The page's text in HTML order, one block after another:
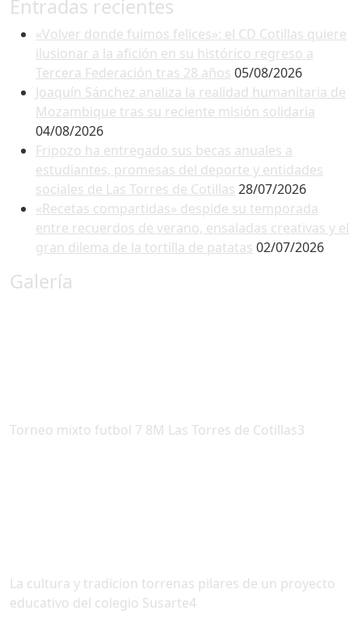
Entradas recientes
«Volver donde fuimos felices»: el CD Cotillas quiere
ilusionar a la afición en su histórico regreso a
Tercera Federación tras 28 años 05/08/2026
Joaquín Sánchez analiza la realidad humanitaria de
Mozambique tras su reciente misión solidaria
04/08/2026
Fripozo ha entregado sus becas anuales a
estudiantes, promesas del deporte y entidades
sociales de Las Torres de Cotillas 28/07/2026
«Recetas compartidas» despide su temporada
entre recuerdos de verano, ensaladas creativas y el
gran dilema de la tortilla de patatas 02/07/2026
Galería
Torneo mixto futbol 7 8M Las Torres de Cotillas3
La cultura y tradicion torrenas pilares de un proyecto
educativo del colegio Susarte4